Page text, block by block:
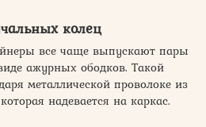
колец
все чаще выпускают пары
ажурных ободков. Такой
металлической проволоке из
надевается на каркас.